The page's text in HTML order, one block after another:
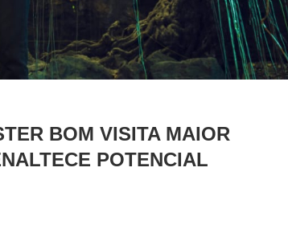
BOM VISITA MAIOR
POTENCIAL